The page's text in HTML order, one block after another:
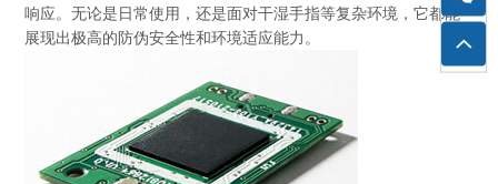
响应。无论是日常使用，还是面对干湿手指等复杂环境，它都能
展现出极高的防伪安全性和环境适应能力。